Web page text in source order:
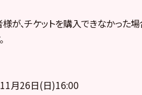
、チケットを購入できなかった場
月26日(日)16:00